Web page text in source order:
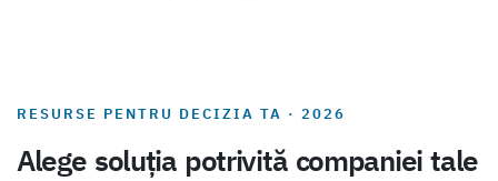
RESURSE PENTRU DECIZIA TA · 2026
Alege soluția potrivită companiei tale